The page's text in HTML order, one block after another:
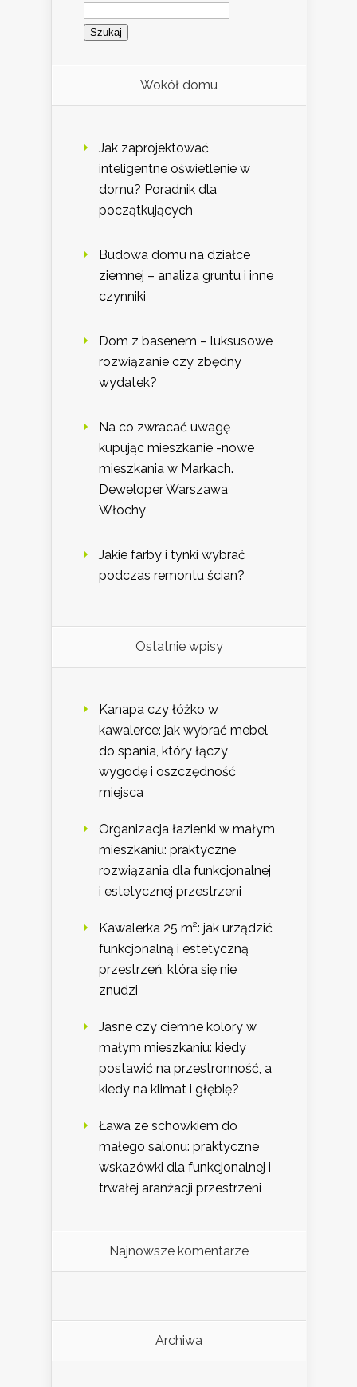
Wokół domu
Jak zaprojektować
inteligentne oświetlenie w
domu? Poradnik dla
początkujących
Budowa domu na działce
ziemnej – analiza gruntu i inne
czynniki
Dom z basenem – luksusowe
rozwiązanie czy zbędny
wydatek?
Na co zwracać uwagę
kupując mieszkanie -nowe
mieszkania w Markach.
Deweloper Warszawa
Włochy
Jakie farby i tynki wybrać
podczas remontu ścian?
Ostatnie wpisy
Kanapa czy łóżko w
kawalerce: jak wybrać mebel
do spania, który łączy
wygodę i oszczędność
miejsca
Organizacja łazienki w małym
mieszkaniu: praktyczne
rozwiązania dla funkcjonalnej
i estetycznej przestrzeni
Kawalerka 25 m²: jak urządzić
funkcjonalną i estetyczną
przestrzeń, która się nie
znudzi
Jasne czy ciemne kolory w
małym mieszkaniu: kiedy
postawić na przestronność, a
kiedy na klimat i głębię?
Ława ze schowkiem do
małego salonu: praktyczne
wskazówki dla funkcjonalnej i
trwałej aranżacji przestrzeni
Najnowsze komentarze
Archiwa